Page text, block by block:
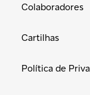
Colaboradores
Cartilhas
Política de